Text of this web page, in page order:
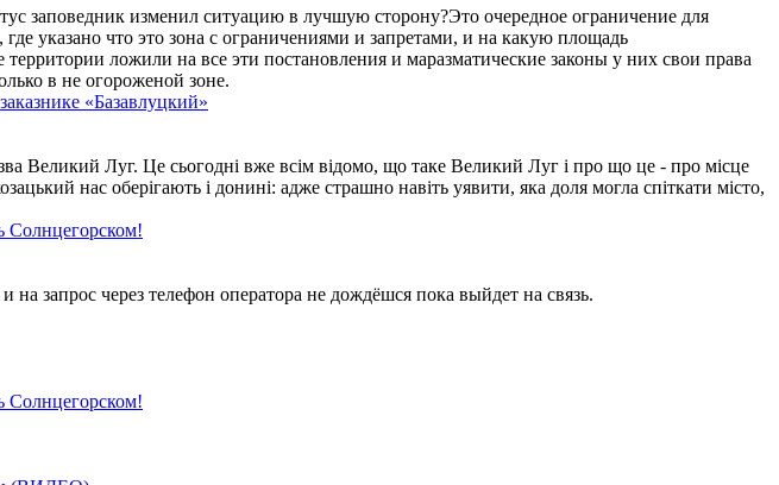
заповедник изменил ситуацию в лучшую сторону?Это очередное ограничение для
указано что это зона с ограничениями и запретами, и на какую площадь
ложили на все эти постановления и маразматические законы у них свои права
в не огороженой зоне.
«Базавлуцкий»
Великий Луг. Це сьогодні вже всім відомо, що таке Великий Луг і про що це - про місце
нас оберігають і донині: адже страшно навіть уявити, яка доля могла спіткати місто,
Солнцегорском!
запрос через телефон оператора не дождёшся пока выйдет на связь.
Солнцегорском!